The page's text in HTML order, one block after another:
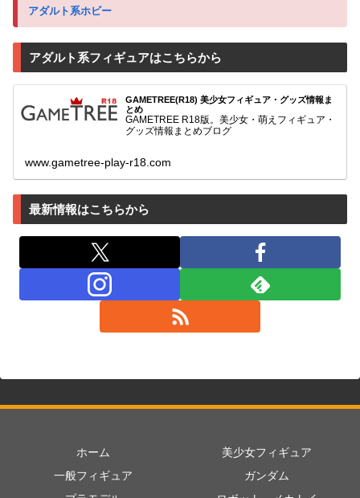
アダルト系ホビー
アダルト系フィギュアはこちらから
GAMETREE(R18) 美少女フィギュア・グッズ情報ま
とめ
GAMETREE R18版。美少女・萌えフィギュア・
グッズ情報まとめブログ
www.gametree-play-r18.com
最新情報はこちらから
ホーム
美少女フィギュア
一般フィギュア
ガンダム